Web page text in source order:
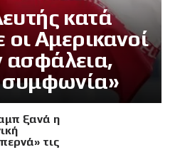
κατά
οι Αμερικανοί
συμφωνία»
ξανά η
τις